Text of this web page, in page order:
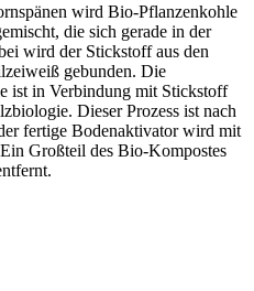
wird Bio-Pflanzenkohle
die sich gerade in der
wird der Stickstoff aus den
gebunden. Die
ist in Verbindung mit Stickstoff
Dieser Prozess ist nach
fertige Bodenaktivator wird mit
Großteil des Bio-Kompostes